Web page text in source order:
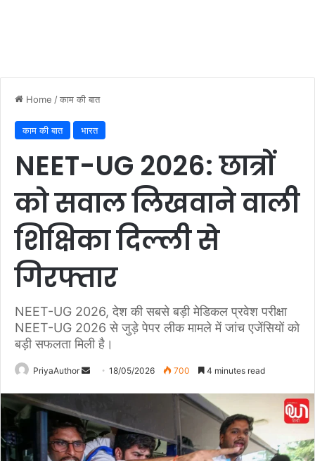
Home /काम की बात
काम की बात भारत
NEET-UG 2026: छात्रों
को सवाल लिखवाने वाली
शिक्षिका दिल्ली से
गिरफ्तार
NEET-UG 2026, देश की सबसे बड़ी मेडिकल प्रवेश परीक्षा
NEET-UG 2026 से जुड़े पेपर लीक मामले में जांच एजेंसियों को
बड़ी सफलता मिली है।
PriyaAuthor
d
a
n
18/05/2026 700 4 minutes read